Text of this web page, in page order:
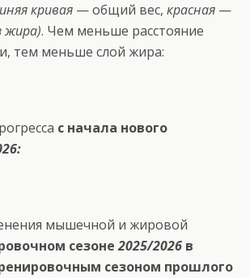
кривая — общий вес, красная —
жира). Чем меньше расстояние
тем меньше слой жира:
с начала нового
мышечной и жировой
сезоне2025/2026 в
сезоном прошлого